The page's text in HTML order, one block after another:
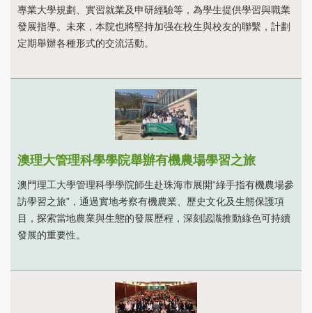
專業大學規劃、實習就業及申研經驗等，為學生提供學習與職業
發展指導。未來，本院也將堅持加强在校生與校友的聯繫，計劃
定期舉辦各種形式的交流活動。
澳理大管理科學學院舉辦有機農場學習之旅
澳門理工大學管理科學學院師生赴珠海市展開“綠手指有機農場參
訪學習之旅”，通過實地考察有機農業、歷史文化及生態保護項
目，探索當地農業與生態的發展歷程，深刻認識推動綠色可持續
發展的重要性。